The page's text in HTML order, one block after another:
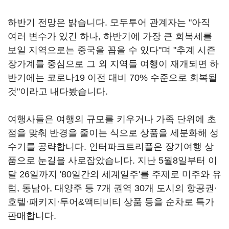
하반기 전망은 밝습니다. 모두투어 관계자는 "아직
여러 변수가 있긴 하나, 하반기에 가장 큰 회복세를
보일 지역으로는 중국을 꼽을 수 있다"며 "추계 시즌
장가계를 중심으로 그 외 지역들 여행이 재개되면 하
반기에는 코로나19 이전 대비 70% 수준으로 회복될
것"이라고 내다봤습니다.
여행사들은 여행의 규모를 키우거나 가족 단위에 초
점을 맞춰 반경을 줄이는 식으로 상품을 세분화해 성
수기를 공략합니다. 인터파크트리플은 장기여행 상
품으로 눈길을 사로잡았습니다. 지난 5월8일부터 이
달 26일까지 '80일간의 세계일주'를 주제로 미주와 유
럽, 동남아, 대양주 등 7개 권역 30개 도시의 항공권·
호텔·패키지·투어&액티비티 상품 등을 순차로 특가
판매합니다.